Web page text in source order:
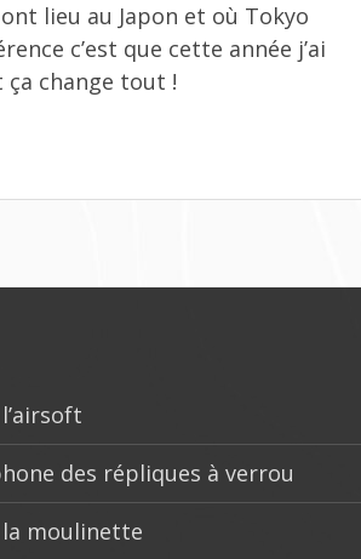
J’Y
ÉTAIS
lieu au Japon et où Tokyo
c’est que cette année j’ai
change tout !
des répliques à verrou
moulinette